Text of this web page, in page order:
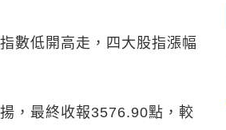
數低開高走，四大股指漲幅
，最終收報3576.90點，較